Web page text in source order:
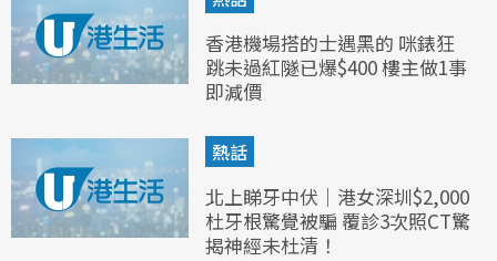
香港機場搭的士遇黑的 咪錶狂
跳未過紅隧已爆$400 樓主做1事
即減價
熱話
北上睇牙中伏｜港女深圳$2,000
杜牙根驚覺被騙 覆診3次照CT驚
揭神經未杜清！